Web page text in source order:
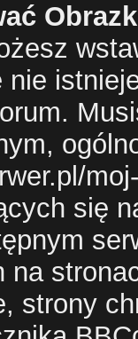
się
na
strony